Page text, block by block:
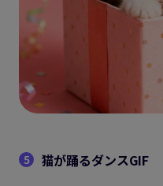
5
猫が踊るダンスGIF